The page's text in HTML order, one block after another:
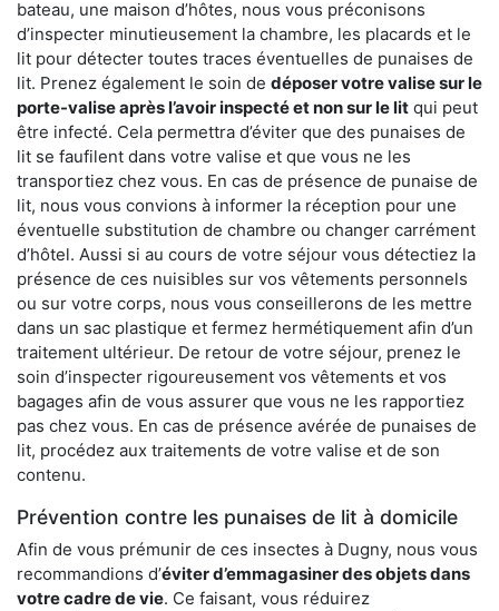
bateau, une maison d’hôtes, nous vous préconisons
d’inspecter minutieusement la chambre, les placards et le
lit pour détecter toutes traces éventuelles de punaises de
lit. Prenez également le soin de déposer votre valise sur le
porte-valise après l’avoir inspecté et non sur le lit qui peut
être infecté. Cela permettra d’éviter que des punaises de
lit se faufilent dans votre valise et que vous ne les
transportiez chez vous. En cas de présence de punaise de
lit, nous vous convions à informer la réception pour une
éventuelle substitution de chambre ou changer carrément
d’hôtel. Aussi si au cours de votre séjour vous détectiez la
présence de ces nuisibles sur vos vêtements personnels
ou sur votre corps, nous vous conseillerons de les mettre
dans un sac plastique et fermez hermétiquement afin d’un
traitement ultérieur. De retour de votre séjour, prenez le
soin d’inspecter rigoureusement vos vêtements et vos
bagages afin de vous assurer que vous ne les rapportiez
pas chez vous. En cas de présence avérée de punaises de
lit, procédez aux traitements de votre valise et de son
contenu.
Prévention contre les punaises de lit à domicile
Afin de vous prémunir de ces insectes à Dugny, nous vous
recommandions d’éviter d’emmagasiner des objets dans
votre cadre de vie. Ce faisant, vous réduirez